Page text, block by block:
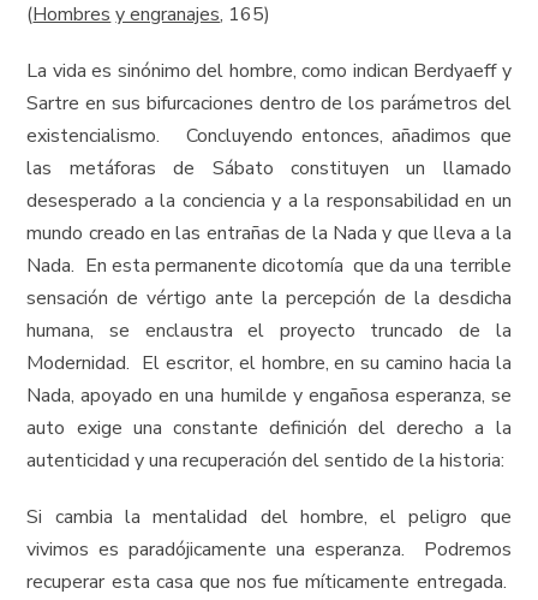
(Hombres y engranajes, 165)
La vida es sinónimo del hombre, como indican Berdyaeff y
Sartre en sus bifurcaciones dentro de los parámetros del
existencialismo. Concluyendo entonces, añadimos que
las metáforas de Sábato constituyen un llamado
desesperado a la conciencia y a la responsabilidad en un
mundo creado en las entrañas de la Nada y que lleva a la
Nada. En esta permanente dicotomía que da una terrible
sensación de vértigo ante la percepción de la desdicha
humana, se enclaustra el proyecto truncado de la
Modernidad. El escritor, el hombre, en su camino hacia la
Nada, apoyado en una humilde y engañosa esperanza, se
auto exige una constante definición del derecho a la
autenticidad y una recuperación del sentido de la historia:
Si cambia la mentalidad del hombre, el peligro que
vivimos es paradójicamente una esperanza. Podremos
recuperar esta casa que nos fue míticamente entregada.